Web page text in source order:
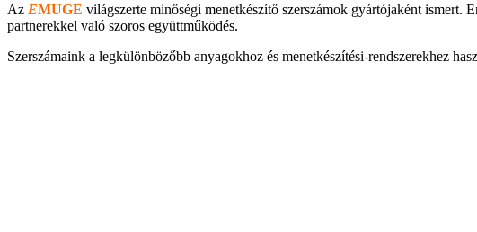
Az EMUGE világszerte minőségi menetkészítő szerszámok gyártójaként ismert.
partnerekkel való szoros együttműködés.
Szerszámaink a legkülönbözőbb anyagokhoz és menetkészítési-rendszerekhez